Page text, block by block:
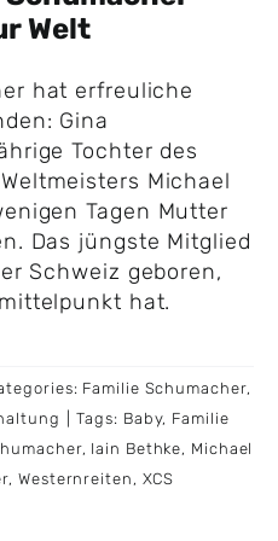
Welt
hat erfreuliche
Gina
Tochter des
Michael
Tagen Mutter
Das jüngste Mitglied
Schweiz geboren,
hat.
Familie Schumacher,
Tags: Baby, Familie
, Iain Bethke, Michael
,Westernreiten , XCS